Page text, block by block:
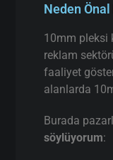
Neden
10mm pleksi
reklam
faaliyet
alanlarda
Burada
söylüyorum: